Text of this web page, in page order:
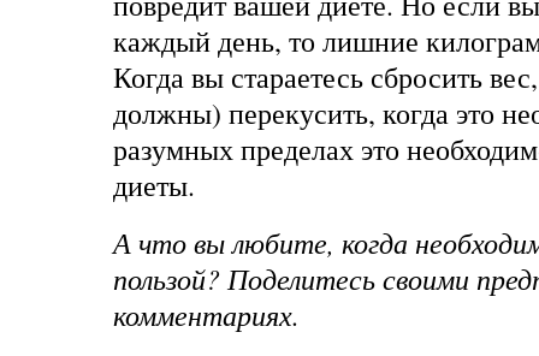
каждый день, то лишние
Когда вы стараетесь сбросить
должны) перекусить, когда это
разумных пределах это
диеты.
А что вы любите, когда
пользой? Поделитесь своими
комментариях.